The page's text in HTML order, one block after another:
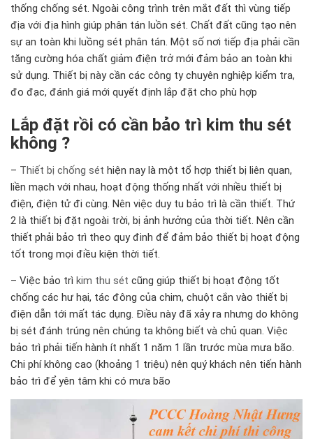
thống chống sét. Ngoài công trình trên mắt đất thì vùng tiếp
địa với địa hình giúp phân tán luồn sét. Chất đất cũng tạo nên
sự an toàn khi luồng sét phân tán. Một số nơi tiếp địa phải cần
tăng cường hóa chất giảm điện trở mới đảm bảo an toàn khi
sử dụng. Thiết bị này cần các công ty chuyên nghiệp kiểm tra,
đo đạc, đánh giá mới quyết định lắp đặt cho phù hợp
Lắp đặt rồi có cần bảo trì kim thu sét
không ?
– Thiết bị chống sét hiện nay là một tổ hợp thiết bị liên quan,
liền mạch với nhau, hoạt động thống nhất với nhiều thiết bị
điện, điện tử đi cùng. Nên việc duy tu bảo trì là cần thiết. Thứ
2 là thiết bị đặt ngoài trời, bị ảnh hưởng của thời tiết. Nên cần
thiết phải bảo trì theo quy đinh để đảm bảo thiết bị hoạt động
tốt trong mọi điều kiện thời tiết.
– Việc bảo trì kim thu sét cũng giúp thiết bị hoạt động tốt
chống các hư hại, tác đông của chim, chuột cắn vào thiết bị
điện dẫn tới mất tác dụng. Điều này đã xảy ra nhưng do không
bị sét đánh trúng nên chúng ta không biết và chủ quan. Việc
bảo trì phải tiến hành ít nhất 1 năm 1 lần trước mùa mưa bão.
Chi phí không cao (khoảng 1 triệu) nên quý khách nên tiến hành
bảo trì để yên tâm khi có mưa bão